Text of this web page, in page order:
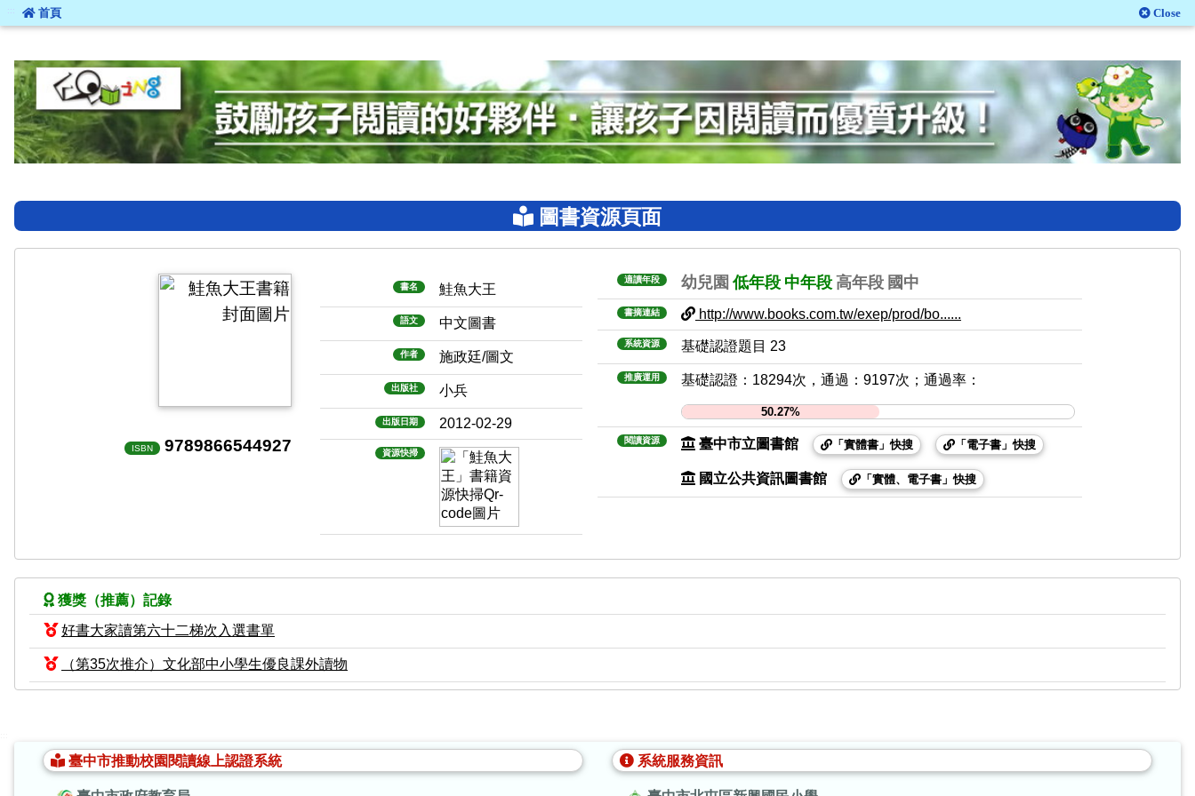
::: 首頁 Close
圖書資源頁面
ISBN 9789866544927
書名 鮭魚大王
語文 中文圖書
作者 施政廷/圖文
出版社 小兵
出版日期 2012-02-29
資源快掃
適讀年段 幼兒園 低年段 中年段 高年段 國中
書摘連結 http://www.books.com.tw/exep/prod/bo......
系統資源 基礎認證題目 23
推廣運用 基礎認證：18294次，通過：9197次；通過率：
50.27%
閱讀資源 臺中市立圖書館 「實體書」快搜 「電子書」快搜
國立公共資訊圖書館 「實體、電子書」快搜
獲獎（推薦）記錄
好書大家讀第六十二梯次入選書單
（第35次推介）文化部中小學生優良課外讀物
臺中市推動校園閱讀線上認證系統 系統服務資訊